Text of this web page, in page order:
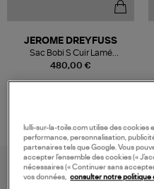
480,00 €
JEROME DREYFUSS
Sac Bobi S Cuir Lamé
Champagne
lulli-sur-la-toile.com utilise des cookies
performance, personnalisation,
partenaires tels que Google. Vous
accepter l’ensemble des cookies («
nécessaires (« Continuer sans
vos données, consulter notre politique